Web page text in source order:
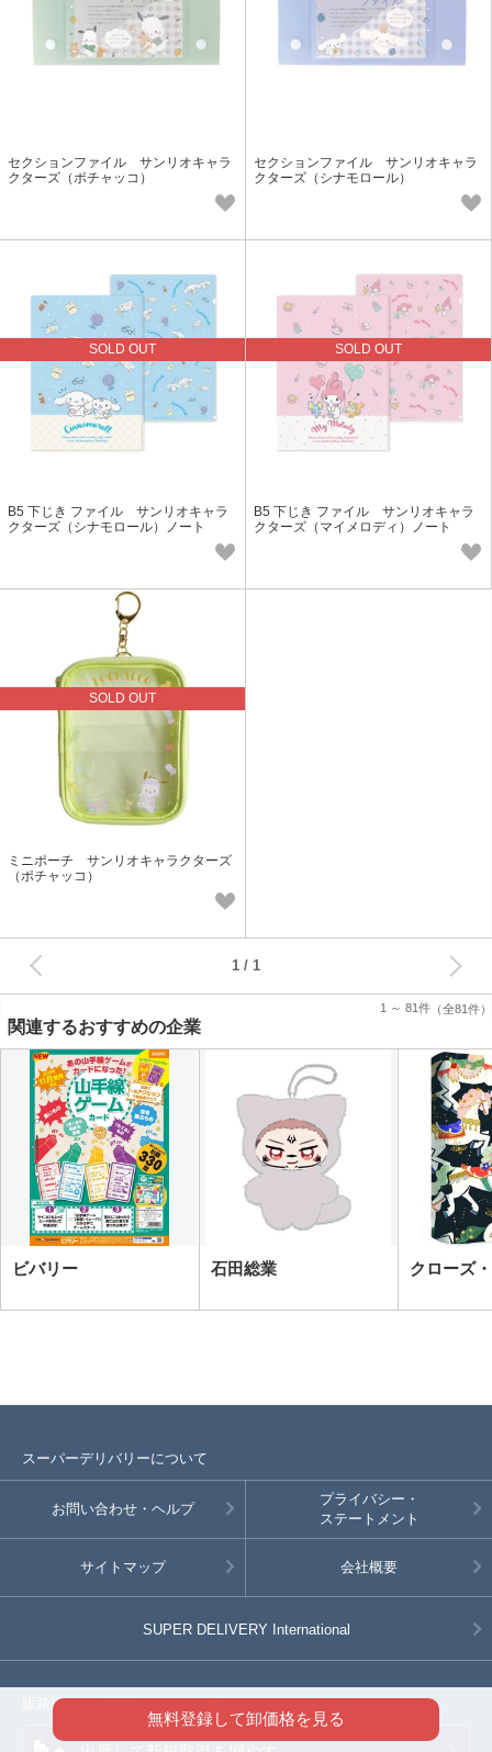
セクションファイル サンリオキャラ
クターズ（ポチャッコ）
セクションファイル サンリオキャラ
クターズ（シナモロール）
SOLD OUT
B5 下じき ファイル サンリオキャラ
クターズ（シナモロール）ノート
SOLD OUT
B5 下じき ファイル サンリオキャラ
クターズ（マイメロディ）ノート
SOLD OUT
ミニポーチ サンリオキャラクターズ
（ポチャッコ）
1 ～ 81件 （全81件）
1
関連するおすすめの企業
ビバリー 石田総業 クローズ
無料登録して卸価格を見る
スーパーデリバリーについて
お問い合わせ・ヘルプ
プライバシー・
ステートメント
サイトマップ 会社概要
SUPER DELIVERY International
販路拡大をご検討のメーカー様へ